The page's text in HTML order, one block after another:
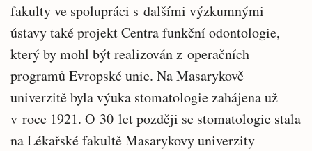
fakulty ve spolupráci s dalšími výzkumnými
ústavy také projekt Centra funkční odontologie,
který by mohl být realizován z operačních
programů Evropské unie. Na Masarykově
univerzitě byla výuka stomatologie zahájena už
v roce 1921. O 30 let později se stomatologie stala
na Lékařské fakultě Masarykovy univerzity